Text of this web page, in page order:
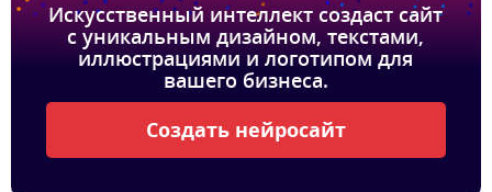
Искусственный интеллект создаст сайт
с уникальным дизайном, текстами,
иллюстрациями и логотипом для
вашего бизнеса.
Создать нейросайт